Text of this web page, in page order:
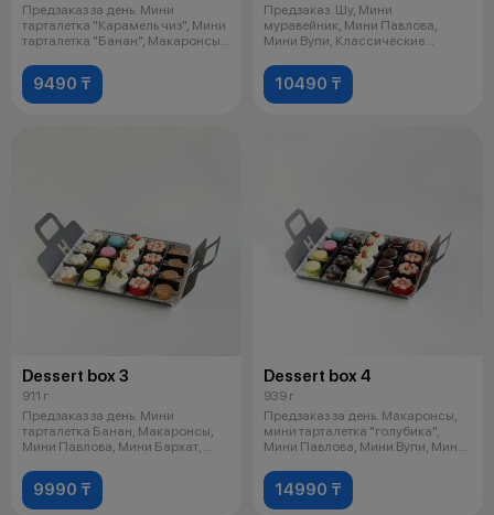
Предзаказ за день. Мини
тарталетка "Карамель чиз", Мини
тарталетка "Банан", Макаронсы,
9490 ₸
Предзаказ. Шу, Мини
муравейник, Мини Павлова,
Мини Вупи, Классические
10490 ₸
Dessert box 3
911 г
Предзаказ за день. Мини
тарталетка Банан, Макаронсы,
Мини Павлова, Мини Бархат,
9990 ₸
Dessert box 4
939 г
Предзаказ за день. Макаронсы,
мини тарталетка "голубика",
Мини Павлова, Мини Вупи, Мини
14990 ₸